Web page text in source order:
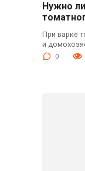
Нужно
При варке
и
0